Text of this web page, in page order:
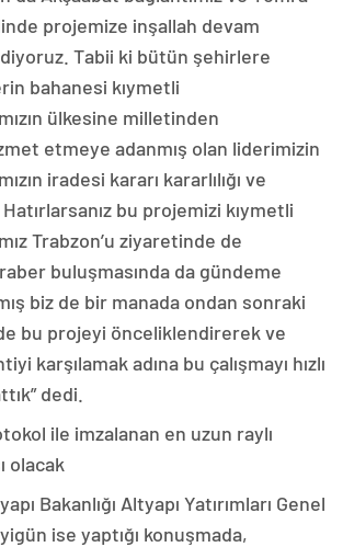
projemize inşallah devam
Tabii ki bütün şehirlere
bahanesi kıymetli
ülkesine milletinden
etmeye adanmış olan liderimizin
iradesi kararı kararlılığı ve
bu projemizi kıymetli
Trabzon’u ziyaretinde de
buluşmasında da gündeme
biz de bir manada ondan sonraki
bu projeyi önceliklendirerek ve
karşılamak adına bu çalışmayı hızlı
dedi.
ile imzalanan en uzun raylı
olacak
Bakanlığı Altyapı Yatırımları Genel
ise yaptığı konuşmada,